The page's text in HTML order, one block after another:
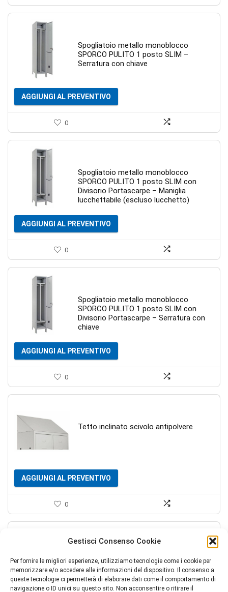
Gestisci Consenso Cookie
Per fornire le migliori esperienze, utilizziamo tecnologie come i cookie per
memorizzare e/o accedere alle informazioni del dispositivo. Il consenso a
queste tecnologie ci permetterà di elaborare dati come il comportamento di
navigazione o ID unici su questo sito. Non acconsentire o ritirare il
Spogliatoio metallo monoblocco
SPORCO PULITO 1 posto SLIM –
Serratura con chiave
0
AGGIUNGI AL PREVENTIVO
Spogliatoio metallo monoblocco
SPORCO PULITO 1 posto SLIM con
Divisorio Portascarpe – Maniglia
lucchettabile (escluso lucchetto)
0
AGGIUNGI AL PREVENTIVO
Spogliatoio metallo monoblocco
SPORCO PULITO 1 posto SLIM con
Divisorio Portascarpe – Serratura con
chiave
0
AGGIUNGI AL PREVENTIVO
Tetto inclinato scivolo antipolvere
0
AGGIUNGI AL PREVENTIVO